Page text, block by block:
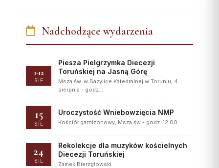
Nadchodzące wydarzenia
1-12
SIE
Piesza Pielgrzymka Diecezji
Toruńskiej na Jasną Górę
Msza św. w Bazylice Katedralnej w Toruniu, 4
sierpnia - godz…
15
SIE
Uroczystość Wniebowzięcia NMP
Kościół garnizonowy, Msza św - godz. 12.00
24
SIE
Rekolekcje dla muzyków kościelnych
Diecezji Toruńskiej
Zamek Bierzgłowski